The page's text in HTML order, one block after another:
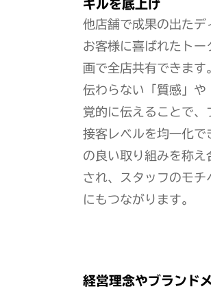
キルを底上げ
他店舗で成果の出たデ
お客様に喜ばれたトー
画で全店共有できます
伝わらない「質感」や
覚的に伝えることで、
接客レベルを均一化で
の良い取り組みを称え
され、スタッフのモチ
にもつながります。
経営理念やブランド